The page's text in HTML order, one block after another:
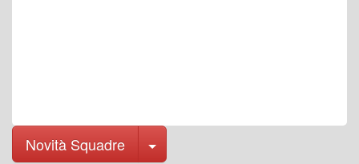
Novità Squadre Toggle Dropdown